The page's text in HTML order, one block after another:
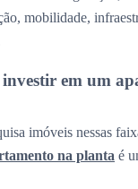
mobilidade,
investir em um
imóveis nessas
na planta é